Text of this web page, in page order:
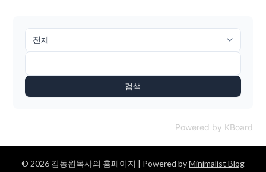
검색
Powered by KBoard
© 2026 김동원목사의 홈페이지 | Powered byMinimalist Blog